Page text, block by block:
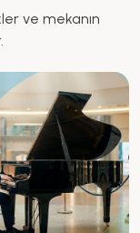
ve mekanın